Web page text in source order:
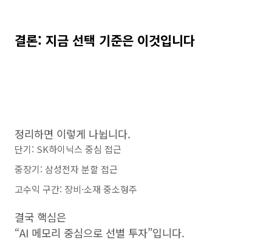
결론: 지금 선택 기준은 이것입니다
정리하면 이렇게 나뉩니다.
단기: SK하이닉스 중심 접근
중장기: 삼성전자 분할 접근
고수익 구간: 장비·소재 중소형주
결국 핵심은
“AI 메모리 중심으로 선별 투자”입니다.